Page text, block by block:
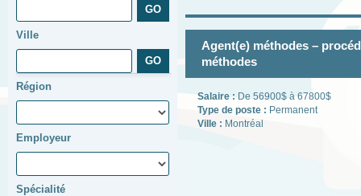
Ville
Région
Employeur
Spécialité
Agent(e) méthodes –
méthodes
Salaire : De 56900$ à 67800$
Type de poste : Permanent
Ville : Montréal